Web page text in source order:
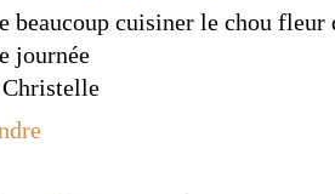
beaucoup cuisiner le chou
journée